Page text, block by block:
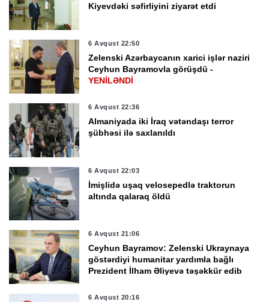
Kiyevdəki səfirliyini ziyarət etdi
6 Avqust 22:50
Zelenski Azərbaycanın xarici işlər naziri
Ceyhun Bayramovla görüşdü -
YENİLƏNDİ
6 Avqust 22:36
Almaniyada iki İraq vətəndaşı terror
şübhəsi ilə saxlanıldı
6 Avqust 22:03
İmişlidə uşaq velosepedlə traktorun
altında qalaraq öldü
6 Avqust 21:06
Ceyhun Bayramov: Zelenski Ukraynaya
göstərdiyi humanitar yardımla bağlı
Prezident İlham Əliyevə təşəkkür edib
6 Avqust 20:16